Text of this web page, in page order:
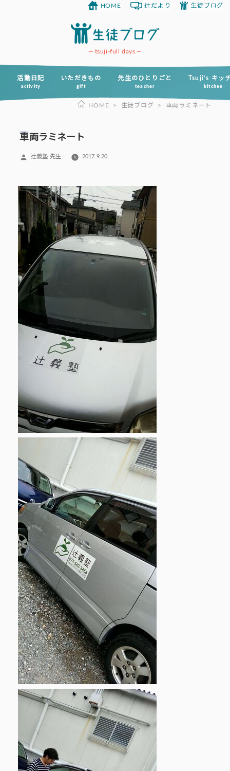
ツ
tsuji-full days
活動日記
activity
いただきもの
gift
先生のひとりごと
teacher
Tsuji’s キッ
kitchen
HOME 辻だより 生徒ブログ
HOME > 生徒ブログ > 車両ラミネート
車両ラミネート
投
辻義塾 先生 2017.9.20.